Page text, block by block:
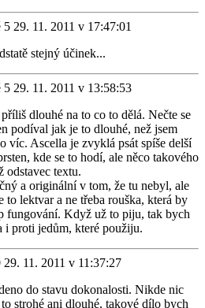
29. 11. 2011 v 17:47:01
stejný účinek...
29. 11. 2011 v 13:58:53
dlouhé na to co to dělá. Nečte se
podíval jak je to dlouhé, než jsem
víc. Ascella je zvyklá psát spíše delší
kde se to hodí, ale něco takového
odstavec textu.
a originální v tom, že tu nebyl, ale
to lektvar a ne třeba rouška, která by
fungování. Když už to piju, tak bych
i proti jedům, které použiju.
29. 11. 2011 v 11:37:27
do stavu dokonalosti. Nikde nic
strohé ani dlouhé, takové dílo bych